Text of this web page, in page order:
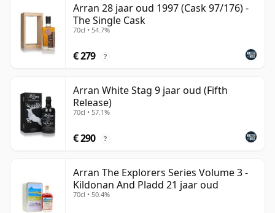
Arran 28 jaar oud 1997 (Cask 97/176) -
The Single Cask
70cl • 54.7%
€ 279 ?
Arran White Stag 9 jaar oud (Fifth
Release)
70cl • 57.1%
€ 290 ?
Arran The Explorers Series Volume 3 -
Kildonan And Pladd 21 jaar oud
70cl • 50.4%